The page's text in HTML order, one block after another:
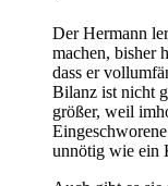
Der Hermann
machen, bisher
dass er
Bilanz ist nicht
größer, weil
unnötig wie ein